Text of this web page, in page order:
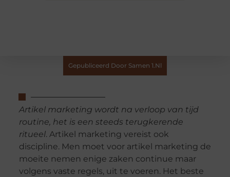
Gepubliceerd Door Samen 1.nl
Artikel marketing wordt na verloop van tijd
routine, het is een steeds terugkerende
ritueel. Artikel marketing vereist ook
discipline. Men moet voor artikel marketing de
moeite nemen enige zaken continue maar
volgens vaste regels, uit te voeren. Het beste